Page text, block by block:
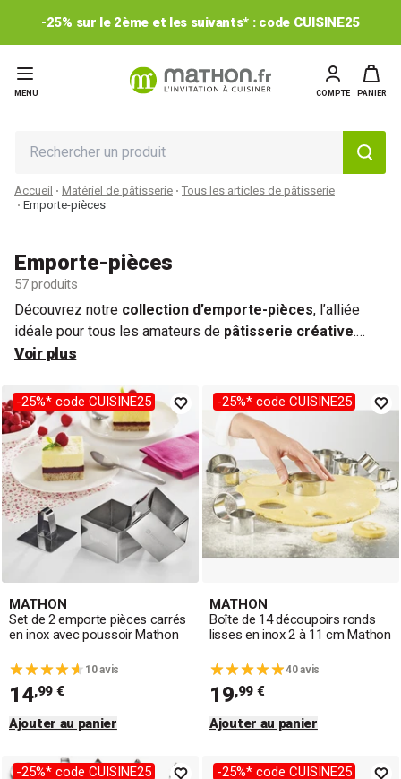
-25% sur le 2ème et les suivants* : code CUISINE25
MENU COMPTE PANIER
Accueil Matériel de pâtisserie
Tous les articles de pâtisserie
Emporte-pièces
Emporte-pièces
57 produits
Découvrez notre collection d’emporte-pièces, l’alliée
idéale pour tous les amateurs de pâtisserie créative.
Explorez des
thématiques.Que vous réalisiez dessablés classiques,
des biscuits originaux , des tartelettes raffinées
ou des
gâteaux décorés, nos emporte-pièces vous garantissent
des formes nettes et régulièresà chaque découpe.
Conçus pour offrirprécision, facilité d’utilisation et
durabilité, ils vous permettent de libérer votrecréativité
et de confectionner desdesserts dignes des
professionnels en toute simplicité.
Voir plus
-25%* code CUISINE25
MATHON
Set de 2 emporte pièces carrés
en inox avec poussoir Mathon
10 avis
14,99 €
Ajouter au panier
-25%* code CUISINE25
MATHON
Boîte de 14 découpoirs ronds
lisses en inox 2 à 11 cm Mathon
40 avis
19,99 €
Ajouter au panier
-25%* code CUISINE25 -25%* code CUISINE25